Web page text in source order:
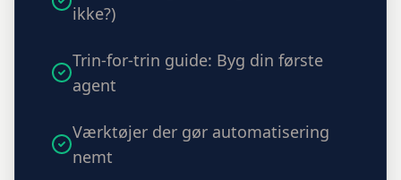
ikke?)
Trin-for-trin guide: Byg din første
agent
Værktøjer der gør automatisering
nemt